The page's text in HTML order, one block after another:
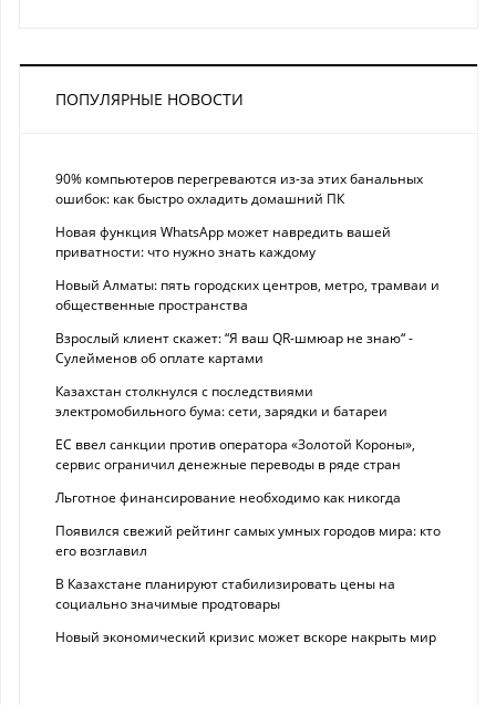
ПОПУЛЯРНЫЕ НОВОСТИ
90% компьютеров перегреваются из-за этих банальных
ошибок: как быстро охладить домашний ПК
Новая функция WhatsApp может навредить вашей
приватности: что нужно знать каждому
Новый Алматы: пять городских центров, метро, трамваи и
общественные пространства
Взрослый клиент скажет: “Я ваш QR-шмюар не знаю“ -
Сулейменов об оплате картами
Казахстан столкнулся с последствиями
электромобильного бума: сети, зарядки и батареи
ЕС ввел санкции против оператора «Золотой Короны»,
сервис ограничил денежные переводы в ряде стран
Льготное финансирование необходимо как никогда
Появился свежий рейтинг самых умных городов мира: кто
его возглавил
В Казахстане планируют стабилизировать цены на
социально значимые продтовары
Новый экономический кризис может вскоре накрыть мир